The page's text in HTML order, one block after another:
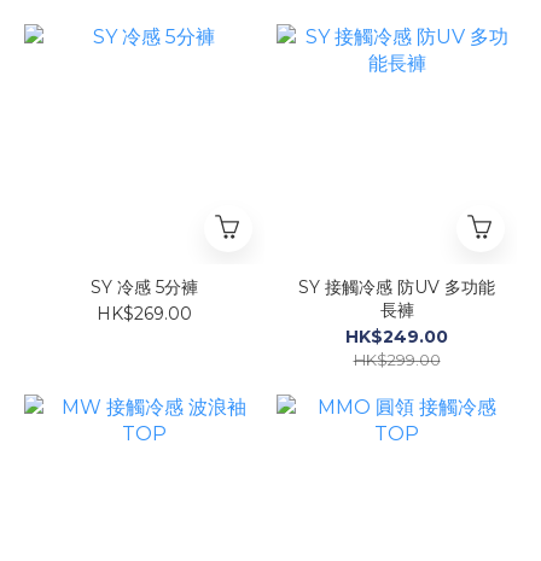
SY 冷感 5分褲
HK$269.00
SY 接觸冷感 防UV 多功能
長褲
HK$249.00
HK$299.00